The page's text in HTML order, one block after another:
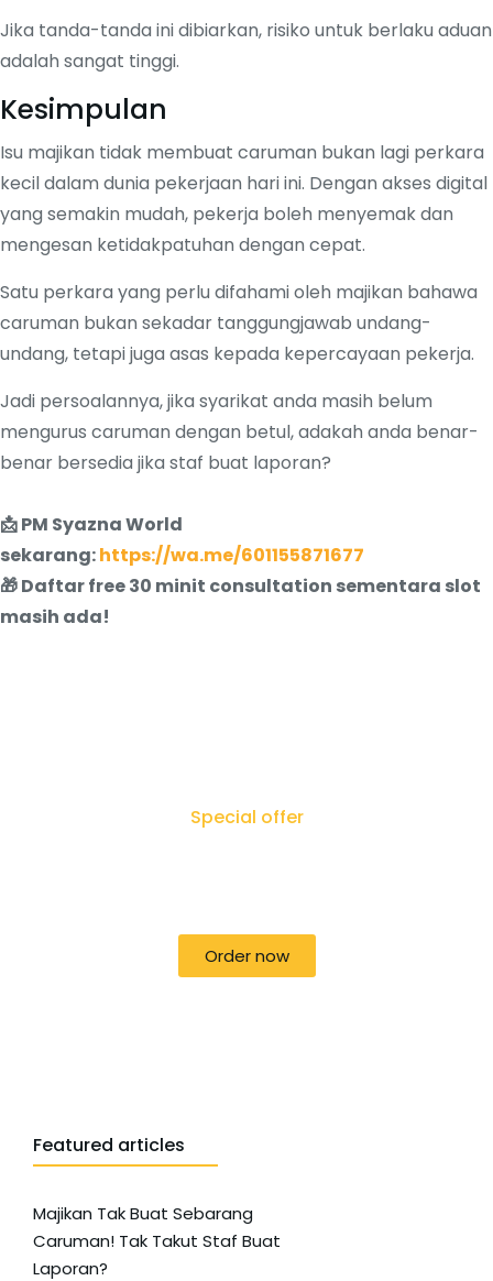
Jika tanda-tanda ini dibiarkan, risiko untuk berlaku aduan
adalah sangat tinggi.
Kesimpulan
Isu majikan tidak membuat caruman bukan lagi perkara
kecil dalam dunia pekerjaan hari ini. Dengan akses digital
yang semakin mudah, pekerja boleh menyemak dan
mengesan ketidakpatuhan dengan cepat.
Satu perkara yang perlu difahami oleh majikan bahawa
caruman bukan sekadar tanggungjawab undang-
undang, tetapi juga asas kepada kepercayaan pekerja.
Jadi persoalannya, jika syarikat anda masih belum
mengurus caruman dengan betul, adakah anda benar-
benar bersedia jika staf buat laporan?
📩 PM Syazna World
sekarang:https://wa.me/601155871677
🎁 Daftar free 30 minit consultation sementara slot
masih ada!
Special offer
Order now
Featured articles
Majikan Tak Buat Sebarang
Caruman! Tak Takut Staf Buat
Laporan?